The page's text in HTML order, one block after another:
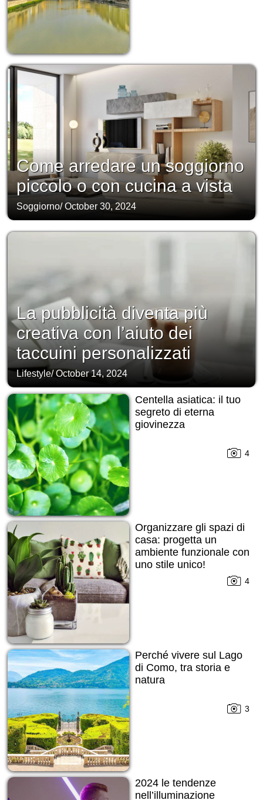
Come arredare un soggiorno
piccolo o con cucina a vista
Soggiorno/October 30, 2024
La pubblicità diventa più
creativa con l’aiuto dei
taccuini personalizzati
Lifestyle/October 14, 2024
Centella asiatica: il tuo
segreto di eterna
giovinezza
4
Organizzare gli spazi di
casa: progetta un
ambiente funzionale con
uno stile unico!
4
Perché vivere sul Lago
di Como, tra storia e
natura
3
2024 le tendenze
nell’illuminazione